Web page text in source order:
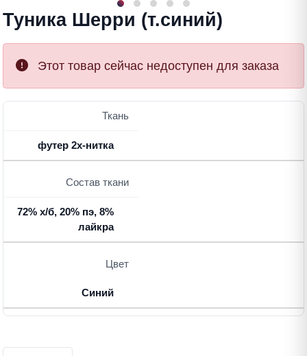
Туника Шерри (т.синий)
Этот товар сейчас недоступен для заказа
Ткань
футер 2х-нитка
Состав ткани
72% х/б, 20% пэ, 8%
лайкра
Цвет
Синий